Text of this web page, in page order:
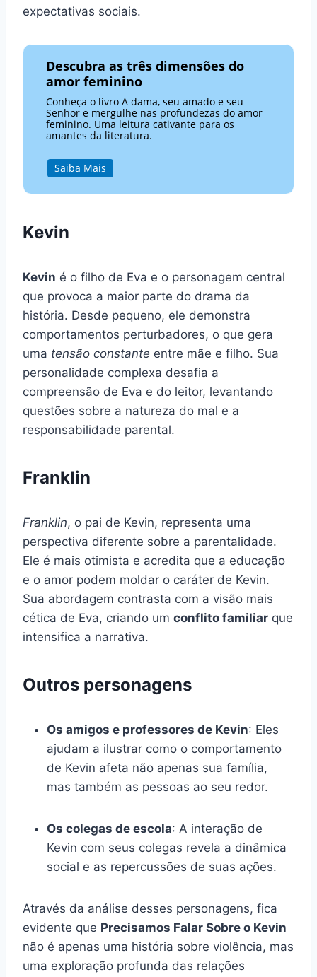
expectativas sociais.
Descubra as três dimensões do
amor feminino
Conheça o livro A dama, seu amado e seu
Senhor e mergulhe nas profundezas do amor
feminino. Uma leitura cativante para os
amantes da literatura.
Saiba Mais
Kevin
Kevin é o filho de Eva e o personagem central
que provoca a maior parte do drama da
história. Desde pequeno, ele demonstra
comportamentos perturbadores, o que gera
uma tensão constante entre mãe e filho. Sua
personalidade complexa desafia a
compreensão de Eva e do leitor, levantando
questões sobre a natureza do mal e a
responsabilidade parental.
Franklin
Franklin, o pai de Kevin, representa uma
perspectiva diferente sobre a parentalidade.
Ele é mais otimista e acredita que a educação
e o amor podem moldar o caráter de Kevin.
Sua abordagem contrasta com a visão mais
cética de Eva, criando um conflito familiar que
intensifica a narrativa.
Outros personagens
Os amigos e professores de Kevin: Eles
ajudam a ilustrar como o comportamento
de Kevin afeta não apenas sua família,
mas também as pessoas ao seu redor.
Os colegas de escola: A interação de
Kevin com seus colegas revela a dinâmica
social e as repercussões de suas ações.
Através da análise desses personagens, fica
evidente que Precisamos Falar Sobre o Kevin
não é apenas uma história sobre violência, mas
uma exploração profunda das relações